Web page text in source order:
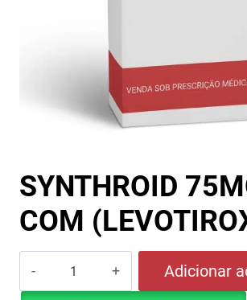
SYNTHROID
COM
SYNTHROID
75MCG
Adicionar